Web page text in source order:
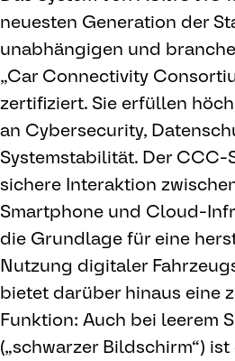
neuesten Generation der
unabhängigen und
„Car Connectivity
zertifiziert. Sie erfüllen
an Cybersecurity,
Systemstabilität. Der
sichere Interaktion
Smartphone und Cloud-
die Grundlage für eine
Nutzung digitaler
bietet darüber hinaus eine
Funktion: Auch bei leerem
(„schwarzer Bildschirm“)